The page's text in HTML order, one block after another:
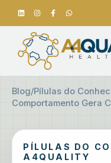
Blog/Pílulas do
Comportamento Gera
PÍLULAS DO
A4QUALITY